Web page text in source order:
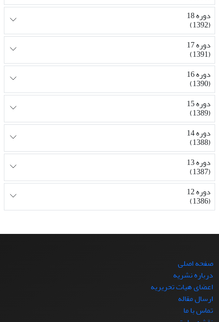
دوره 18
(1392)
دوره 17
(1391)
دوره 16
(1390)
دوره 15
(1389)
دوره 14
(1388)
دوره 13
(1387)
دوره 12
(1386)
صفحه اصلی
درباره نشریه
اعضای هیات تحریریه
ارسال مقاله
تماس با ما